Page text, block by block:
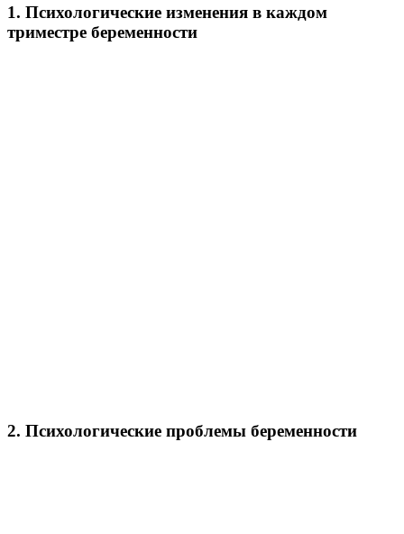
1. Психологические изменения в каждом
триместре беременности
2. Психологические проблемы беременности